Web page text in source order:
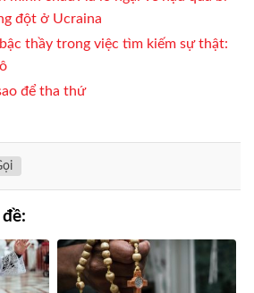
đột ở Ucraina
thầy trong việc tìm kiếm sự thật:
để tha thứ